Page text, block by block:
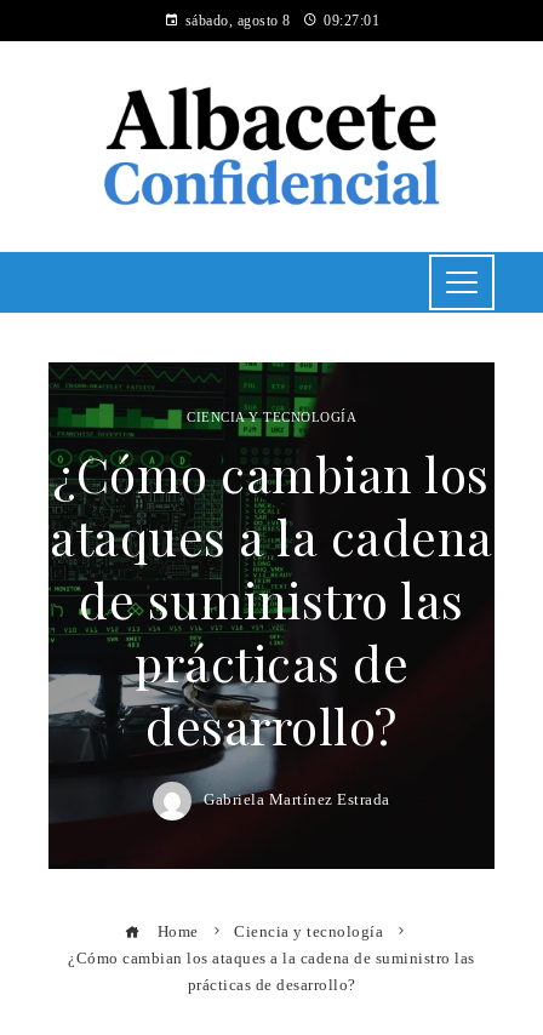
sábado, agosto 8 09:27:01
CIENCIA Y TECNOLOGÍA
¿Cómo cambian los
ataques a la cadena
de suministro las
prácticas de
desarrollo?
Gabriela Martínez Estrada
Home
Ciencia y tecnología
¿Cómo cambian los ataques a la cadena de suministro las
prácticas de desarrollo?